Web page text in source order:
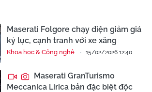
Maserati Folgore chạy điện giảm giá
kỷ lục, cạnh tranh với xe xăng
Khoa học & Công nghệ 15/02/2026 12:40
Maserati GranTurismo
Meccanica Lirica bản đặc biệt độc